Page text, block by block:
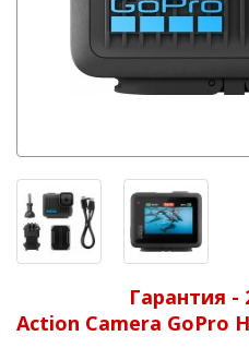
Гарантия -
Action Camera GoPro